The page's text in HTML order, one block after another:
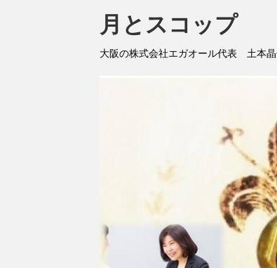
月とスコップ
大阪の株式会社エガオール代表 土本